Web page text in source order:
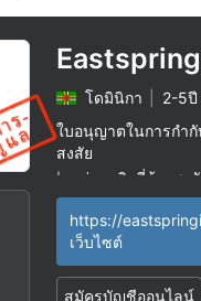
โดมินิกา
2-5ปี
ใบอนุญาตในการกำ
สงสัย
| กลุ่มธุรกิจที่ต้องสง
|
https://
เว็บไซต์
สมัครบัญชีออนไลน์